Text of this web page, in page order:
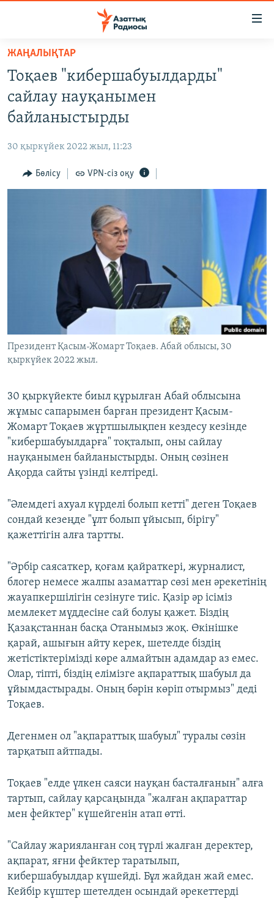
Skip
main
content
Skip
main
Navigation
to
ЖАҢАЛЫҚТАР
САЯСАТ
AZATTYQTV
АДАМ ҚҰҚЫҚТАРЫ
ӘЛЕУМЕТ
АРНАЙЫ ЖОБАЛАР
ЖАЗЫЛЫҢЫЗ
Басқа тілдерде
ЖАҢАЛЫҚТАР
Тоқаев "кибершабуылдарды"
сайлау науқанымен
байланыстырды
30 қыркүйек 2022 жыл, 11:23
Бөлісу VPN-сіз оқу
Президент Қасым-Жомарт Тоқаев. Абай облысы, 30
қыркүйек 2022 жыл.
30 қыркүйекте биыл құрылған Абай облысына
жұмыс сапарымен барған президент Қасым-
Жомарт Тоқаев жұртшылықпен кездесу кезінде
"кибершабуылдарға" тоқталып, оны сайлау
науқанымен байланыстырды. Оның сөзінен
Ақорда сайты үзінді келтіреді.
"Әлемдегі ахуал күрделі болып кетті" деген Тоқаев
сондай кезеңде "ұлт болып ұйысып, бірігу"
қажеттігін алға тартты.
"Әрбір саясаткер, қоғам қайраткері, журналист,
блогер немесе жалпы азаматтар сөзі мен әрекетінің
жауапкершілігін сезінуге тиіс. Қазір әр ісіміз
мемлекет мүддесіне сай болуы қажет. Біздің
Қазақстаннан басқа Отанымыз жоқ. Өкінішке
қарай, ашығын айту керек, шетелде біздің
жетістіктерімізді көре алмайтын адамдар аз емес.
Олар, тіпті, біздің елімізге ақпараттық шабуыл да
ұйымдастырады. Оның бәрін көріп отырмыз" деді
Тоқаев.
Дегенмен ол "ақпараттық шабуыл" туралы сөзін
тарқатып айтпады.
Тоқаев "елде үлкен саяси науқан басталғанын" алға
тартып, сайлау қарсаңында "жалған ақпараттар
мен фейктер" күшейгенін атап өтті.
"Сайлау жарияланған соң түрлі жалған деректер,
ақпарат, яғни фейктер таратылып,
кибершабуылдар күшейді. Бұл жайдан жай емес.
Кейбір күштер шетелден осындай әрекеттерді